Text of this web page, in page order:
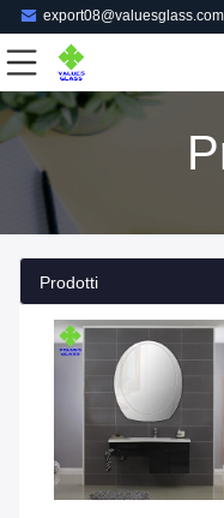
export08@valuesglass.com
Prodotti